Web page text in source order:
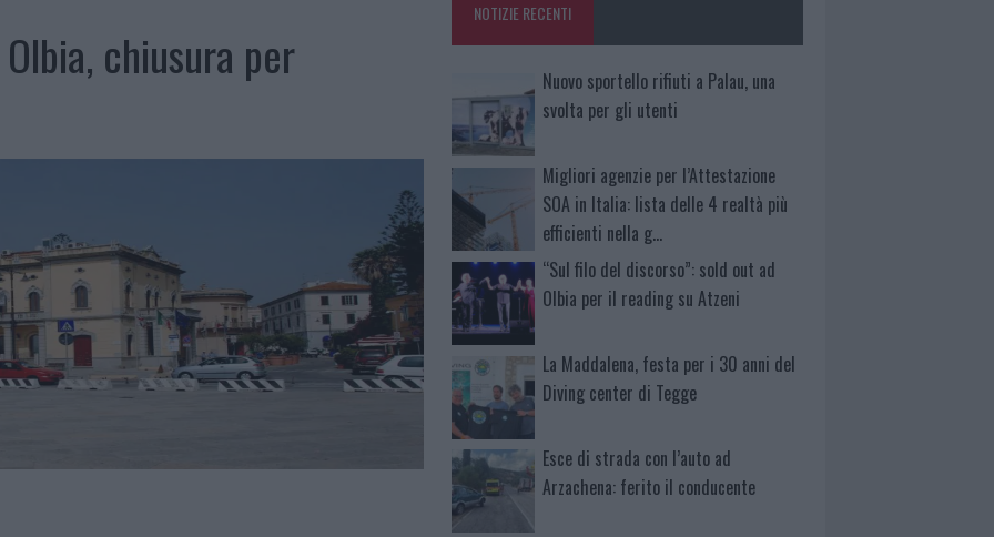
DEL DIVING CENTER DI TEGGEchiusura per
NOTIZIE RECENTI
Nuovo sportello rifiuti a Palau, una
svolta per gli utenti
Migliori agenzie per l’Attestazione
SOA in Italia: lista delle 4 realtà più
efficienti nella g…
“Sul filo del discorso”: sold out ad
Olbia per il reading su Atzeni
La Maddalena, festa per i 30 anni del
Diving center di Tegge
Esce di strada con l’auto ad
Arzachena: ferito il conducente